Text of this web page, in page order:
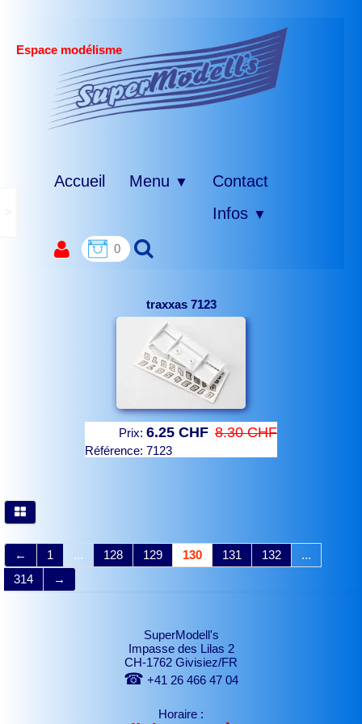
Espace modélisme
Accueil Menu ▼
Contact
Infos ▼
0
traxxas 7123
Prix: 6.25 CHF 8.30 CHF
Référence: 7123
← 1 ... 128 129 130 131 132
...
314
→
SuperModell's
Impasse des Lilas 2
CH-1762 Givisiez/FR
☎ +41 26 466 47 04
Horaire :